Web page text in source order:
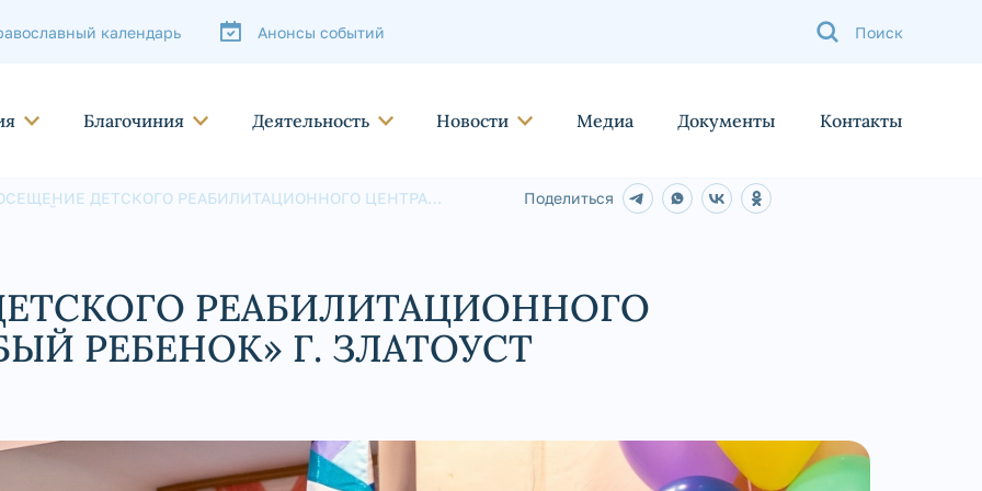
календарь Анонсы событий
Благочиния Деятельность Новости Медиа Документы Контакты
ДЕТСКОГО РЕАБИЛИТАЦИОННОГО ЦЕНТРА
РЕБЕНОК» Г. ЗЛАТОУСТ
Поделиться
РЕАБИЛИТАЦИОННОГО
РЕБЕНОК» Г. ЗЛАТОУСТ